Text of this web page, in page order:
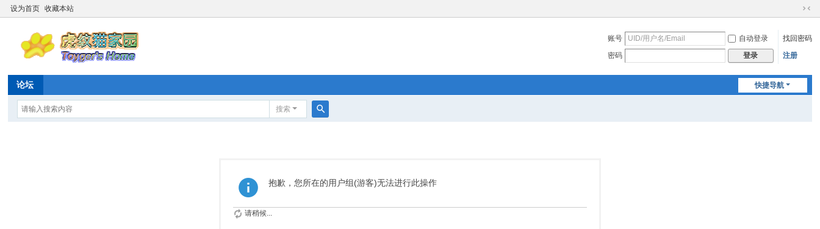
设为首页 收藏本站
切
到
账号 自动登录
找回密码
密码
登录 注册
快捷导航
论坛
搜索
抱歉，您所在的用户组(游客)无法进行此操作
请稍候...